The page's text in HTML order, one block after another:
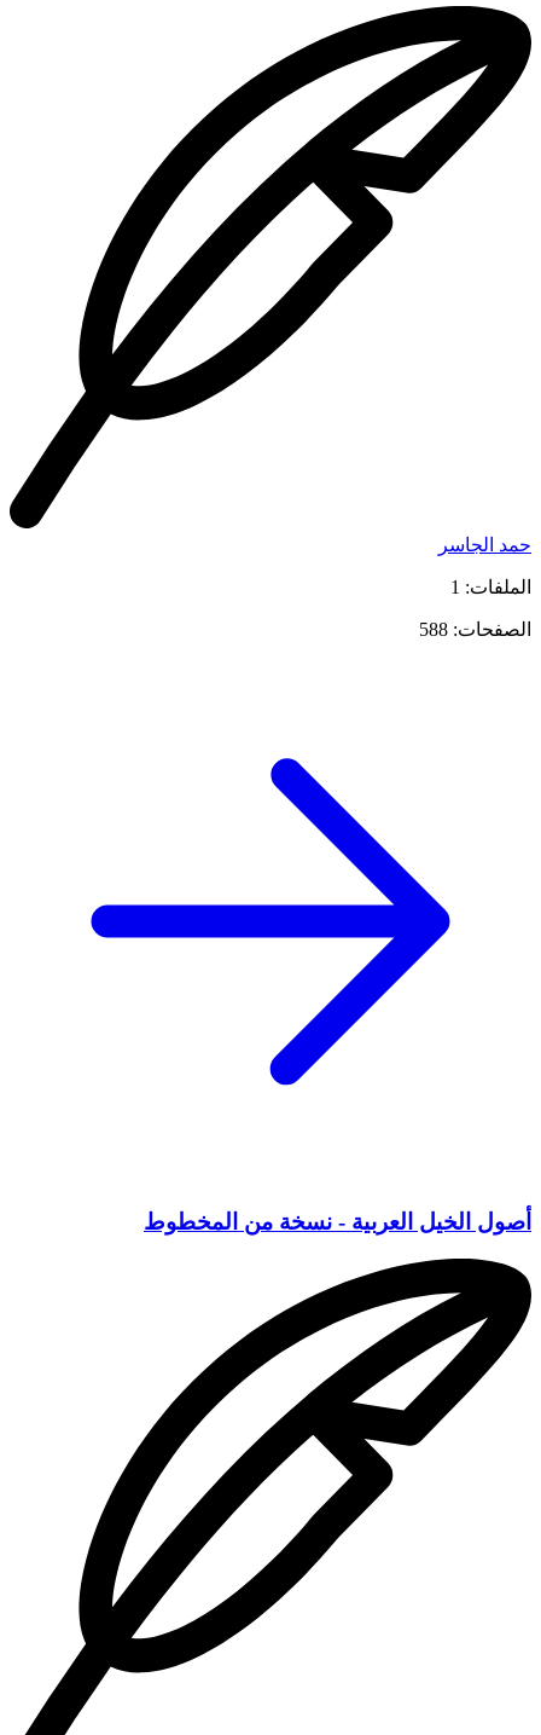
حمد الجاسر
الملفات: 1
الصفحات: 588
أصول الخيل العربية - نسخة من المخطوط